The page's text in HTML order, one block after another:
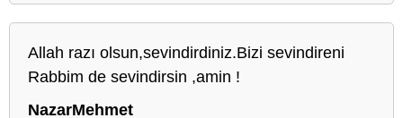
Allah razı olsun,sevindirdiniz.Bizi sevindireni
Rabbim de sevindirsin ,amin !
NazarMehmet